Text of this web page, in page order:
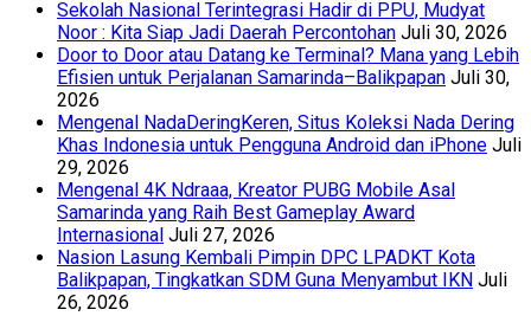
Sekolah Nasional Terintegrasi Hadir di PPU, Mudyat
Noor : Kita Siap Jadi Daerah Percontohan Juli 30, 2026
Door to Door atau Datang ke Terminal? Mana yang Lebih
Efisien untuk Perjalanan Samarinda–Balikpapan Juli 30,
2026
Mengenal NadaDeringKeren, Situs Koleksi Nada Dering
Khas Indonesia untuk Pengguna Android dan iPhone Juli
29, 2026
Mengenal 4K Ndraaa, Kreator PUBG Mobile Asal
Samarinda yang Raih Best Gameplay Award
Internasional Juli 27, 2026
Nasion Lasung Kembali Pimpin DPC LPADKT Kota
Balikpapan, Tingkatkan SDM Guna Menyambut IKN Juli
26, 2026